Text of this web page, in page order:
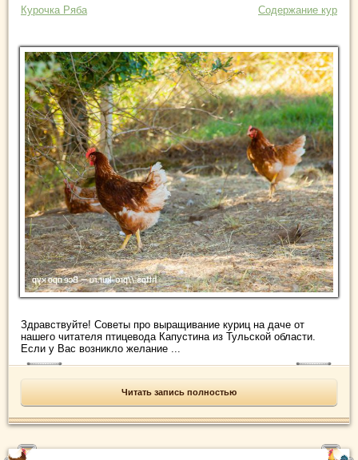
Курочка Ряба Содержание кур
Здравствуйте! Советы про выращивание куриц на даче от
нашего читателя птицевода Капустина из Тульской области.
Если у Вас возникло желание ...
Читать запись полностью